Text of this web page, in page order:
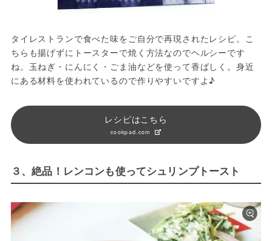
タイレストランで食べた味をご自分で再現されたレシピ。こ
ちらも揚げずにトースターで焼く方法なのでヘルシーです
ね。玉ねぎ・にんにく・ごま油などを使って香ばしく。身近
にある材料を使われているので作りやすいですよ♪
レシピはこちら
cookpad.com
３、絶品！レンコンも使ってシュリンプトースト